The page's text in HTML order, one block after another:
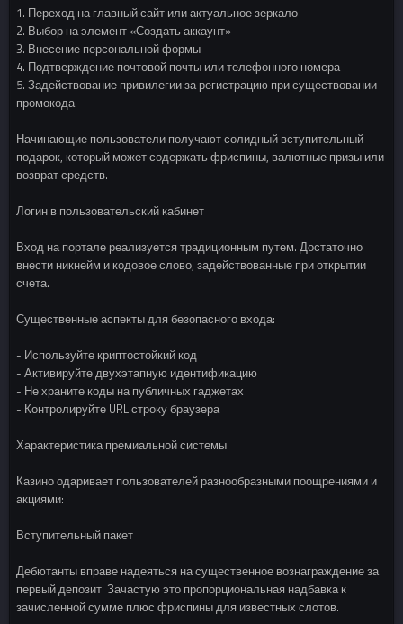
1. Переход на главный сайт или актуальное зеркало
2. Выбор на элемент «Создать аккаунт»
3. Внесение персональной формы
4. Подтверждение почтовой почты или телефонного номера
5. Задействование привилегии за регистрацию при существовании
промокода
Начинающие пользователи получают солидный вступительный
подарок, который может содержать фриспины, валютные призы или
возврат средств.
Логин в пользовательский кабинет
Вход на портале реализуется традиционным путем. Достаточно
внести никнейм и кодовое слово, задействованные при открытии
счета.
Существенные аспекты для безопасного входа:
- Используйте криптостойкий код
- Активируйте двухэтапную идентификацию
- Не храните коды на публичных гаджетах
- Контролируйте URL строку браузера
Характеристика премиальной системы
Казино одаривает пользователей разнообразными поощрениями и
акциями:
Вступительный пакет
Дебютанты вправе надеяться на существенное вознаграждение за
первый депозит. Зачастую это пропорциональная надбавка к
зачисленной сумме плюс фриспины для известных слотов.